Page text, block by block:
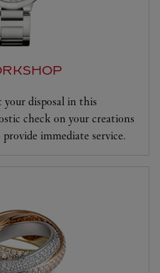
disposal in this
check on your creations
immediate service.